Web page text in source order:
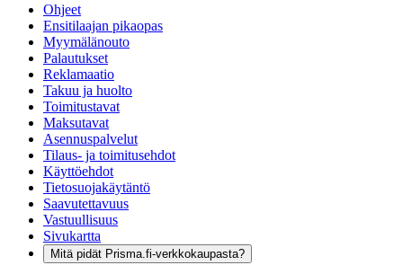
Ohjeet
Ensitilaajan pikaopas
Myymälänouto
Palautukset
Reklamaatio
Takuu ja huolto
Toimitustavat
Maksutavat
Asennuspalvelut
Tilaus- ja toimitusehdot
Käyttöehdot
Tietosuojakäytäntö
Saavutettavuus
Vastuullisuus
Sivukartta
Mitä pidät Prisma.fi-verkkokaupasta?